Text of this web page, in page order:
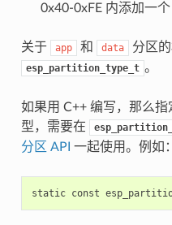
0x40-0xFE 内添加一个
关于 app 和 data 分区
esp_partition_type_t 。
如果用 C++ 编写，那么
型，需要在
分区 API 一起使用。例如：